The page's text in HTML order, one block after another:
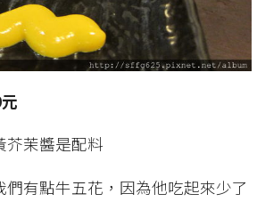
芥茉醬是配料
有點牛五花，因為他吃起來少了